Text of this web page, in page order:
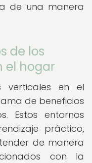
de una manera
de los
el hogar
verticales en el
de beneficios
Estos entornos
práctico,
de manera
con la